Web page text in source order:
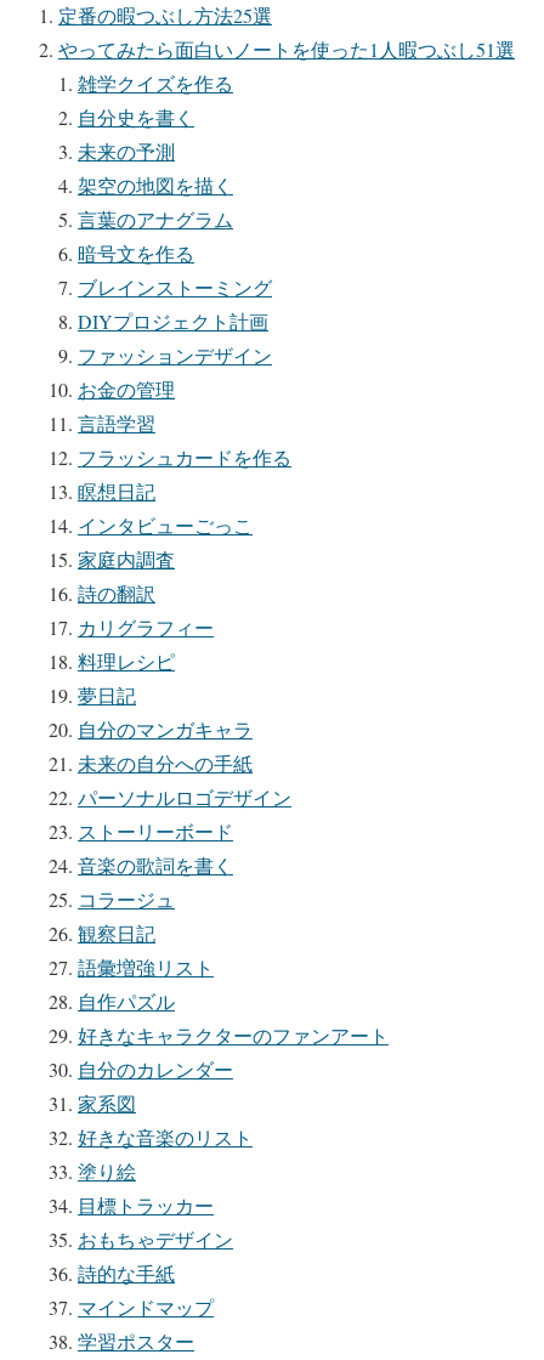
定番の暇つぶし方法25選
やってみたら面白いノートを使った1人暇つぶし51選
雑学クイズを作る
自分史を書く
未来の予測
架空の地図を描く
言葉のアナグラム
暗号文を作る
ブレインストーミング
DIYプロジェクト計画
ファッションデザイン
お金の管理
言語学習
フラッシュカードを作る
瞑想日記
インタビューごっこ
家庭内調査
詩の翻訳
カリグラフィー
料理レシピ
夢日記
自分のマンガキャラ
未来の自分への手紙
パーソナルロゴデザイン
ストーリーボード
音楽の歌詞を書く
コラージュ
観察日記
語彙増強リスト
自作パズル
好きなキャラクターのファンアート
自分のカレンダー
家系図
好きな音楽のリスト
塗り絵
目標トラッカー
おもちゃデザイン
詩的な手紙
マインドマップ
学習ポスター